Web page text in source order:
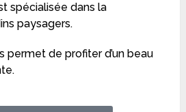
spécialisée dans la
paysagers.
permet de profiter d’un beau